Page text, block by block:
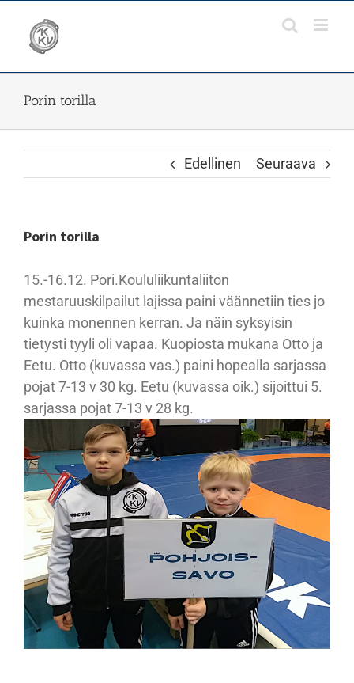
content
Porin torilla
Edellinen Seuraava
Porin torilla
15.-16.12. Pori.Koululiikuntaliiton
mestaruuskilpailut lajissa paini väännetiin ties jo
kuinka monennen kerran. Ja näin syksyisin
tietysti tyyli oli vapaa. Kuopiosta mukana Otto ja
Eetu. Otto (kuvassa vas.) paini hopealla sarjassa
pojat 7-13 v 30 kg. Eetu (kuvassa oik.) sijoittui 5.
sarjassa pojat 7-13 v 28 kg.